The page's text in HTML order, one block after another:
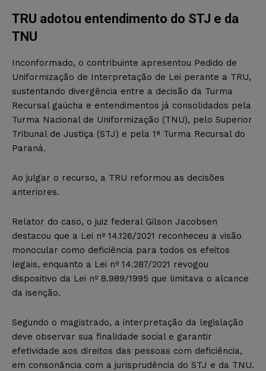
TRU adotou entendimento do STJ e da
TNU
Inconformado, o contribuinte apresentou Pedido de
Uniformização de Interpretação de Lei perante a TRU,
sustentando divergência entre a decisão da Turma
Recursal gaúcha e entendimentos já consolidados pela
Turma Nacional de Uniformização (TNU), pelo Superior
Tribunal de Justiça (STJ) e pela 1ª Turma Recursal do
Paraná.
Ao julgar o recurso, a TRU reformou as decisões
anteriores.
Relator do caso, o juiz federal Gilson Jacobsen
destacou que a Lei nº 14.126/2021 reconheceu a visão
monocular como deficiência para todos os efeitos
legais, enquanto a Lei nº 14.287/2021 revogou
dispositivo da Lei nº 8.989/1995 que limitava o alcance
da isenção.
Segundo o magistrado, a interpretação da legislação
deve observar sua finalidade social e garantir
efetividade aos direitos das pessoas com deficiência,
em consonância com a jurisprudência do STJ e da TNU.